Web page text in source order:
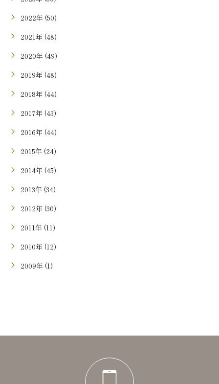
2022年 (50)
2021年 (48)
2020年 (49)
2019年 (48)
2018年 (44)
2017年 (43)
2016年 (44)
2015年 (24)
2014年 (45)
2013年 (34)
2012年 (30)
2011年 (11)
2010年 (12)
2009年 (1)